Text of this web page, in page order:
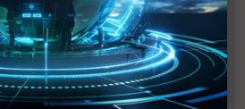
Rubin生產 廣達年底再增美國
台灣電子業約4成看好後市